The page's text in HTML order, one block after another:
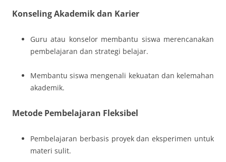
Konseling Akademik dan Karier
Guru atau konselor membantu siswa merencanakan
pembelajaran dan strategi belajar.
Membantu siswa mengenali kekuatan dan kelemahan
akademik.
Metode Pembelajaran Fleksibel
Pembelajaran berbasis proyek dan eksperimen untuk
materi sulit.